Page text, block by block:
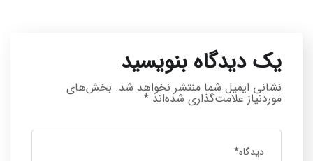
یک دیدگاه بنویسید
نشانی ایمیل شما منتشر نخواهد شد. بخش‌های
موردنیاز علامت‌گذاری شده‌اند *